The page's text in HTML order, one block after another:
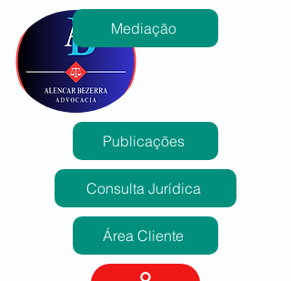
Mediação
Publicações
Consulta Jurídica
Área Cliente